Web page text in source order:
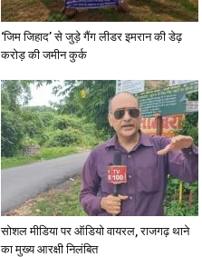
‘जिम जिहाद’ से जुड़े गैंग लीडर इमरान की डेढ़
करोड़ की जमीन कुर्क
सोशल मीडिया पर ऑडियो वायरल, राजगढ़ थाने
का मुख्य आरक्षी निलंबित